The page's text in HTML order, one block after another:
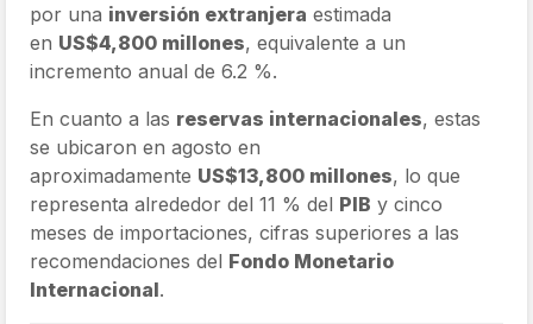
por una inversión extranjera estimada
en US$4,800 millones, equivalente a un
incremento anual de 6.2 %.
En cuanto a las reservas internacionales, estas
se ubicaron en agosto en
aproximadamente US$13,800 millones, lo que
representa alrededor del 11 % del PIB y cinco
meses de importaciones, cifras superiores a las
recomendaciones del Fondo Monetario
Internacional.